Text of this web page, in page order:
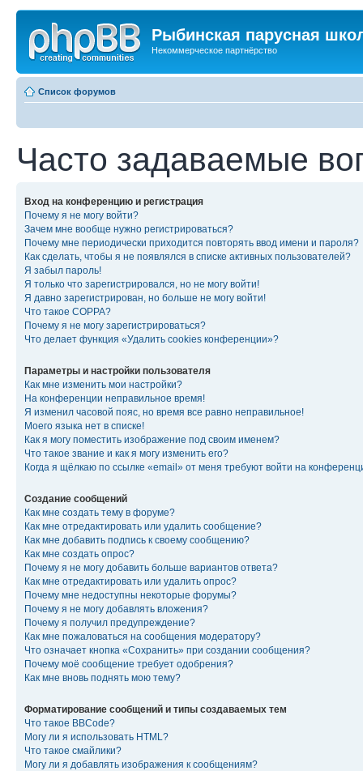
Рыбинская парусная
Некоммерческое партнёрство
Список форумов
Часто задаваемые
Вход на конференцию и регистрация
Почему я не могу войти?
Зачем мне вообще нужно регистрироваться?
Почему мне периодически приходится повторять ввод имени и пароля?
Как сделать, чтобы я не появлялся в списке активных пользователей?
Я забыл пароль!
Я только что зарегистрировался, но не могу войти!
Я давно зарегистрирован, но больше не могу войти!
Что такое COPPA?
Почему я не могу зарегистрироваться?
Что делает функция «Удалить cookies конференции»?
Параметры и настройки пользователя
Как мне изменить мои настройки?
На конференции неправильное время!
Я изменил часовой пояс, но время все равно неправильное!
Моего языка нет в списке!
Как я могу поместить изображение под своим именем?
Что такое звание и как я могу изменить его?
Когда я щёлкаю по ссылке «email» от меня требуют войти на
Создание сообщений
Как мне создать тему в форуме?
Как мне отредактировать или удалить сообщение?
Как мне добавить подпись к своему сообщению?
Как мне создать опрос?
Почему я не могу добавить больше вариантов ответа?
Как мне отредактировать или удалить опрос?
Почему мне недоступны некоторые форумы?
Почему я не могу добавлять вложения?
Почему я получил предупреждение?
Как мне пожаловаться на сообщения модератору?
Что означает кнопка «Сохранить» при создании сообщения?
Почему моё сообщение требует одобрения?
Как мне вновь поднять мою тему?
Форматирование сообщений и типы создаваемых тем
Что такое BBCode?
Могу ли я использовать HTML?
Что такое смайлики?
Могу ли я добавлять изображения к сообщениям?